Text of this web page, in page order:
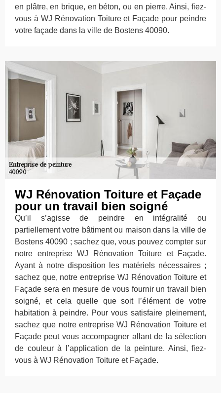
en plâtre, en brique, en béton, ou en pierre. Ainsi, fiez-
vous à WJ Rénovation Toiture et Façade pour peindre
votre façade dans la ville de Bostens 40090.
WJ Rénovation Toiture et Façade
pour un travail bien soigné
Qu’il s’agisse de peindre en intégralité ou
partiellement votre bâtiment ou maison dans la ville de
Bostens 40090 ; sachez que, vous pouvez compter sur
notre entreprise WJ Rénovation Toiture et Façade.
Ayant à notre disposition les matériels nécessaires ;
sachez que, notre entreprise WJ Rénovation Toiture et
Façade sera en mesure de vous fournir un travail bien
soigné, et cela quelle que soit l’élément de votre
habitation à peindre. Pour vous satisfaire pleinement,
sachez que notre entreprise WJ Rénovation Toiture et
Façade peut vous accompagner allant de la sélection
de couleur à l’application de la peinture. Ainsi, fiez-
vous à WJ Rénovation Toiture et Façade.